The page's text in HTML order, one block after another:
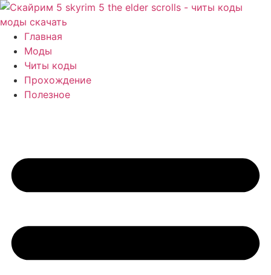
Перейти
к
содержимому
Главная
Моды
Читы коды
Прохождение
Полезное